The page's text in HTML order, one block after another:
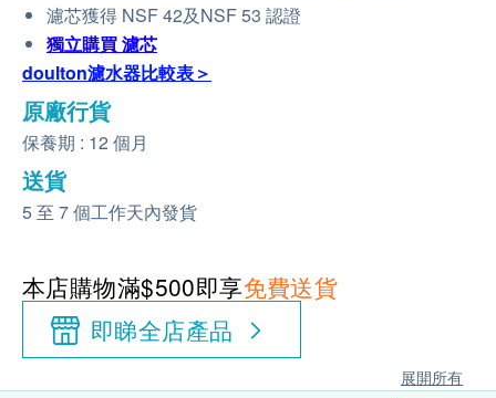
濾芯獲得 NSF 42及NSF 53 認證
獨立購買濾芯
doulton濾水器比較表＞
原廠行貨
保養期 : 12 個月
送貨
5 至 7 個工作天內發貨
本店購物滿$500即享免費送貨
即睇全店產品
展開所有